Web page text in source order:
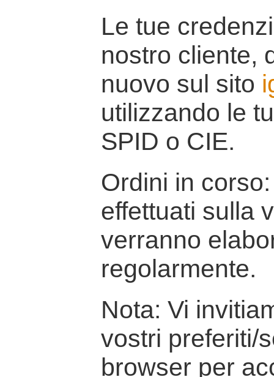
Le tue
nostro cliente,
nuovo sul sito
utilizzando le
SPID o CIE.
Ordini in
effettuati sulla
verranno
regolarmente.
Nota: Vi
vostri preferiti/
browser per